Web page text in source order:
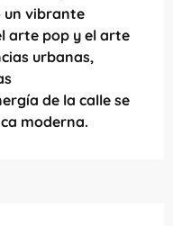
un vibrante
arte pop y el arte
urbanas,
de la calle se
moderna.